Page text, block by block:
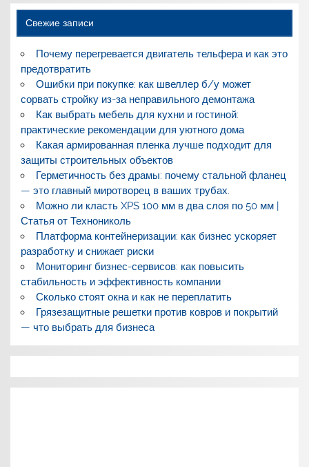
Свежие записи
Почему перегревается двигатель тельфера и как это
предотвратить
Ошибки при покупке: как швеллер б/у может
сорвать стройку из-за неправильного демонтажа
Как выбрать мебель для кухни и гостиной:
практические рекомендации для уютного дома
Какая армированная пленка лучше подходит для
защиты строительных объектов
Герметичность без драмы: почему стальной фланец
— это главный миротворец в ваших трубах.
Можно ли класть XPS 100 мм в два слоя по 50 мм |
Статья от Технониколь
Платформа контейнеризации: как бизнес ускоряет
разработку и снижает риски
Мониторинг бизнес-сервисов: как повысить
стабильность и эффективность компании
Сколько стоят окна и как не переплатить
Грязезащитные решетки против ковров и покрытий
— что выбрать для бизнеса